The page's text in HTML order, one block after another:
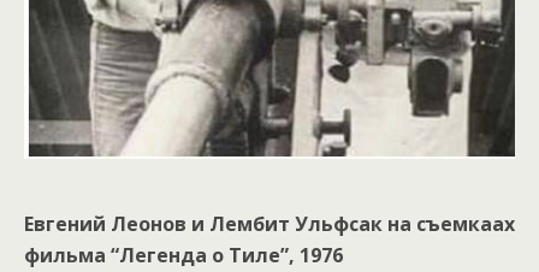
Евгений Леонов и Лембит Ульфсак на съемкаах
фильма “Легенда о Тиле”, 1976